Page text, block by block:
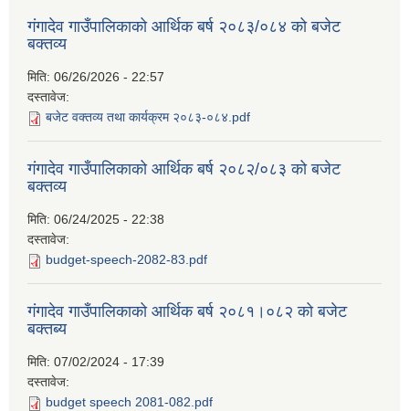
गंगादेव गाउँपालिकाको आर्थिक बर्ष २०८३/०८४ को बजेट
बक्तव्य
मिति: 06/26/2026 - 22:57
दस्तावेज:
बजेट वक्तव्य तथा कार्यक्रम २०८३-०८४.pdf
गंगादेव गाउँपालिकाको आर्थिक बर्ष २०८२/०८३ को बजेट
बक्तव्य
मिति: 06/24/2025 - 22:38
दस्तावेज:
budget-speech-2082-83.pdf
गंगादेव गाउँपालिकाको आर्थिक बर्ष २०८१।०८२ को बजेट
बक्तब्य
मिति: 07/02/2024 - 17:39
दस्तावेज:
budget speech 2081-082.pdf